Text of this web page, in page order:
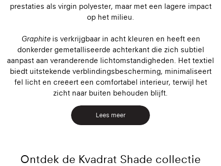
prestaties als virgin polyester, maar met een lagere impact
op het milieu.
Graphiteis verkrijgbaar in acht kleuren en heeft een
donkerder gemetalliseerde achterkant die zich subtiel
aanpast aan veranderende lichtomstandigheden. Het textiel
biedt uitstekende verblindingsbescherming, minimaliseert
fel licht en creëert een comfortabel interieur, terwijl het
zicht naar buiten behouden blijft.
Lees meer
Ontdek de Kvadrat Shade collectie